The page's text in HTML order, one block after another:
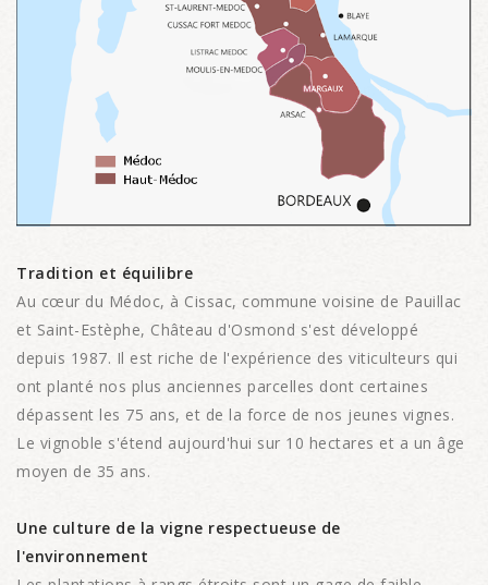
Tradition et équilibre
Au cœur du Médoc, à Cissac, commune voisine de Pauillac
et Saint-Estèphe, Château d'Osmond s'est développé
depuis 1987. Il est riche de l'expérience des viticulteurs qui
ont planté nos plus anciennes parcelles dont certaines
dépassent les 75 ans, et de la force de nos jeunes vignes.
Le vignoble s'étend aujourd'hui sur 10 hectares et a un âge
moyen de 35 ans.
Une culture de la vigne respectueuse de
l'environnement